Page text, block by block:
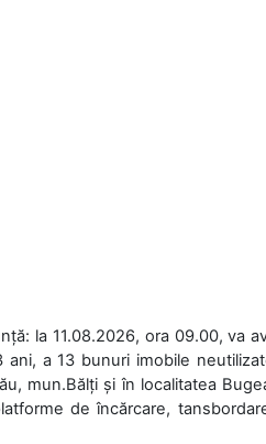
la 11.08.2026, ora 09.00, va
a 13 bunuri imobile
mun.Bălți și în localitatea
de încărcare,